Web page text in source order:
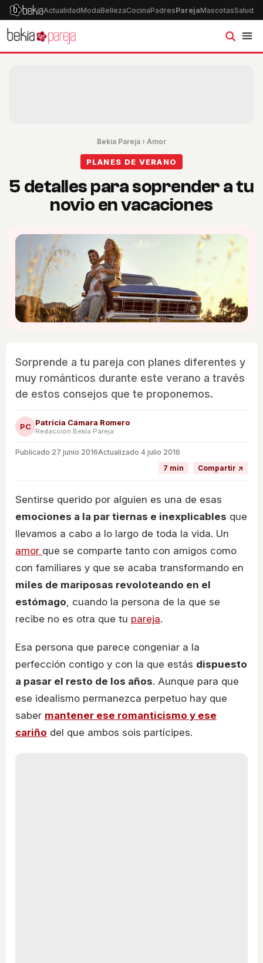
ActualidadModaBellezaCocinaPadresParejaMascotasSalud
Bekia Pareja › Amor
PLANES DE VERANO
5 detalles para soprender a tu
novio en vacaciones
Sorprende a tu pareja con planes diferentes y
muy románticos durante este verano a través
de estos consejos que te proponemos.
PC Patricia Cámara Romero
Redacción Bekia Pareja
Publicado 27 junio 2016Actualizado 4 julio 2016
7 min
Compartir ↗
Sentirse querido por alguien es una de esas
emociones a la par tiernas e inexplicables que
llevamos a cabo a lo largo de toda la vida. Un
amor que se comparte tanto con amigos como
con familiares y que se acaba transformando en
miles de mariposas revoloteando en el
estómago, cuando la persona de la que se
recibe no es otra que tu pareja.
Esa persona que parece congeniar a la
perfección contigo y con la que estás dispuesto
a pasar el resto de los años. Aunque para que
ese idealismo permanezca perpetuo hay que
saber mantener ese romanticismo y ese
cariño del que ambos sois partícipes.